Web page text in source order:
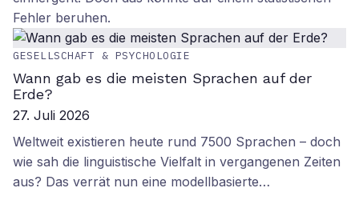
Fehler beruhen.
GESELLSCHAFT & PSYCHOLOGIE
Wann gab es die meisten Sprachen auf der
Erde?
27. Juli 2026
Weltweit existieren heute rund 7500 Sprachen – doch
wie sah die linguistische Vielfalt in vergangenen Zeiten
aus? Das verrät nun eine modellbasierte…